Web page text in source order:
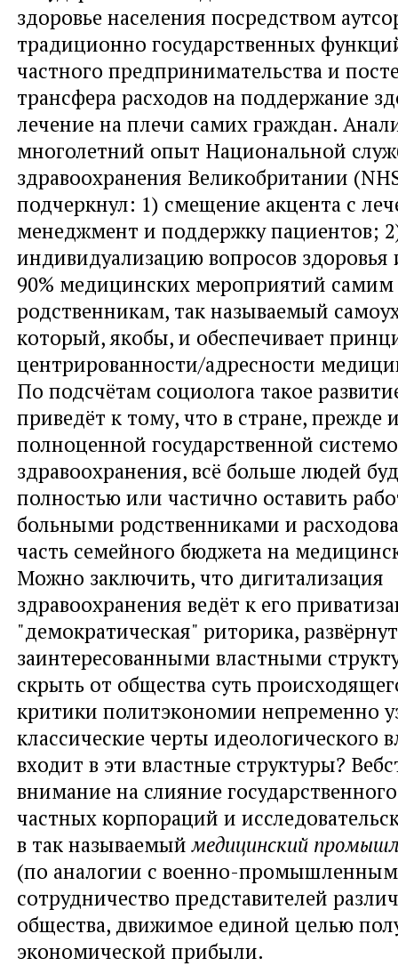
здоровье населения посредством
традиционно государственных
частного предпринимательства и
трансфера расходов на поддержание
лечение на плечи самих граждан.
многолетний опыт Национальной
здравоохранения Великобритании
подчеркнул: 1) смещение акцента с
менеджмент и поддержку пациентов;
индивидуализацию вопросов здоровья
90% медицинских мероприятий
родственникам, так называемый
который, якобы, и обеспечивает
центрированности/адресности
По подсчётам социолога такое
приведёт к тому, что в стране, прежде
полноценной государственной
здравоохранения, всё больше людей
полностью или частично оставить
больными родственниками и
часть семейного бюджета на
Можно заключить, что дигитализация
здравоохранения ведёт к его
"демократическая" риторика,
заинтересованными властными
скрыть от общества суть
критики политэкономии непременно
классические черты идеoлогического
входит в эти властные структуры?
внимание на слияние
частных корпораций и
в так называемыймедицинский
(по аналогии с военно-
сотрудничество представителей
общества, движимое единой целью
экономической прибыли.